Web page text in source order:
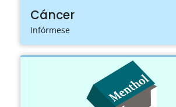
Cáncer
Infórmese